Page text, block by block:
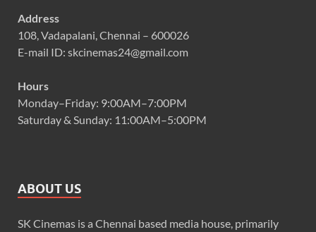
Address
108, Vadapalani, Chennai – 600026
E-mail ID: skcinemas24@gmail.com
Hours
Monday–Friday: 9:00AM–7:00PM
Saturday & Sunday: 11:00AM–5:00PM
ABOUT US
SK Cinemas is a Chennai based media house, primarily